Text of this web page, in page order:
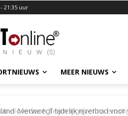
21:35 uur
MEER NIEUWS
Medisch Team ingezet na ernstig